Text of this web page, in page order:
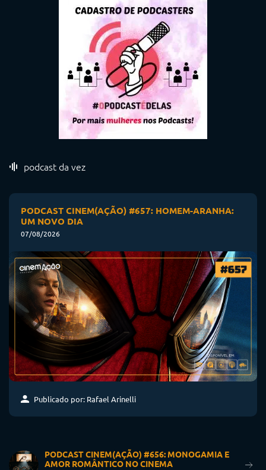
podcast da vez
PODCAST CINEM(AÇÃO) #657: HOMEM-ARANHA:
UM NOVO DIA
07/08/2026
Publicado por: Rafael Arinelli
PODCAST CINEM(AÇÃO) #656: MONOGAMIA E
AMOR ROMÂNTICO NO CINEMA